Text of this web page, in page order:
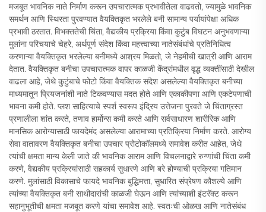
मजबूत भावनिक नाते निर्माण करून उपचारात्मक प्रभावीतेला वाढवतो, ज्यामुळे भावनिक
समर्थन आणि स्थिरता पुरवण्यात वैयक्तिकृत भरलेले बनी सामान्य पर्यायांपेक्षा अधिक
प्रभावी ठरतात. विभक्ततेची चिंता, वैद्यकीय प्रक्रिया किंवा कुटुंब विघटन अनुभवणाऱ्या
मुलांना परिचयाचे चेहरे, अर्थपूर्ण संदेश किंवा महत्त्वाच्या नातेसंबंधांचे प्रतिनिधित्व
करणाऱ्या वैयक्तिकृत भरलेल्या बनीमध्ये आश्रय मिळतो, जे नेहमीची खात्री आणि आराम
देतात. वैयक्तिकृत बनीचा उपचारात्मक वापर काळजी केंद्रांमधील वृद्ध व्यक्तींसाठी देखील
वाढला आहे, जेथे कुटुंबाचे फोटो किंवा वैयक्तिक संदेश असलेल्या वैयक्तिकृत बनीच्या
माध्यमातून प्रियजनांशी नाते टिकवण्यास मदत होते आणि एकाकीपणा आणि एकटेपणाची
भावना कमी होते. प्लश साहित्याचे स्पर्श स्वरूप इंद्रिय उत्तेजना पुरवते जे चिंताग्रस्त
प्रणालीला शांत करते, तणाव हार्मोन्स कमी करते आणि सर्वसाधारण शारीरिक आणि
मानसिक आरोग्यासाठी फायदेमंद असलेल्या आरामाच्या प्रतिक्रिया निर्माण करते. आरोग्य
सेवा वातावरण वैयक्तिकृत बनीचा उपचार प्रोटोकॉलमध्ये समावेश करीत आहेत, जेथे
त्यांची क्षमता मान्य केली जाते की भावनिक आराम आणि विचलनाद्वारे रुग्णांची चिंता कमी
करणे, वैद्यकीय प्रक्रियांसाठी सहकार्य सुधारणे आणि बरे होण्याची प्रक्रिया गतिमान
करणे. मुलांसाठी विकासाचे फायदे भावनिक बुद्धिमत्ता, सुधारित संप्रेषण कौशल्ये आणि
त्यांच्या वैयक्तिकृत बनी साथीदारांची काळजी घेऊन आणि त्यांच्याशी इंटरॅक्ट करून
सहानुभूतीची क्षमता मजबूत करणे यांचा समावेश आहे. स्वतःची ओळख आणि नातेसंबंध